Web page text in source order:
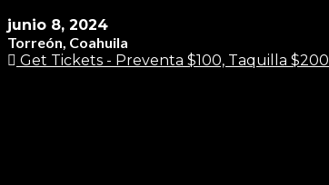
junio 8, 2024
Torreón, Coahuila
Get Tickets - Preventa $100, Taquilla $200